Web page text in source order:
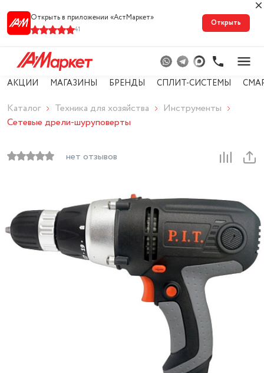
Открыть в приложении «АстМарке‪т‬»
41
Открыть
АКЦИИ МАГАЗИНЫ БРЕНДЫ СПЛИТ-СИСТЕМЫ
Каталог Техника для хозяйства
Инструменты
Сетевые дрели-шуруповерты
нет отзывов